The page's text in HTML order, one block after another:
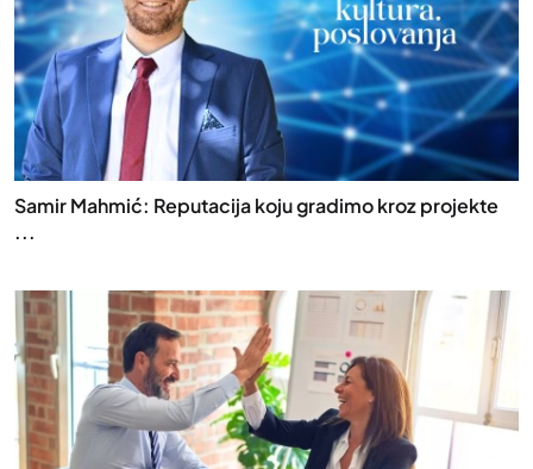
Samir Mahmić: Reputacija koju gradimo kroz projekte
...